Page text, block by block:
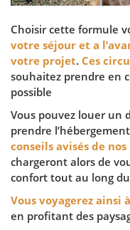
Choisir cette formule
votre séjour et a
votre projet. Ces
souhaitez prendre en
possible
Vous pouvez louer un
prendre
conseils avisés de
chargeront alors de
confort tout au long
Vous voyagerez ainsi
en profitant des